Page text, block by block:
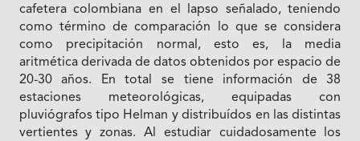
cafetera colombiana en el lapso señalado, teniendo
como término de comparación lo que se considera
como precipitación normal, esto es, la media
aritmética derivada de datos obtenidos por espacio de
20-30 años. En total se tiene información de 38
estaciones meteorológicas, equipadas con
pluviógrafos tipo Helman y distribuídos en las distintas
vertientes y zonas. Al estudiar cuidadosamente los